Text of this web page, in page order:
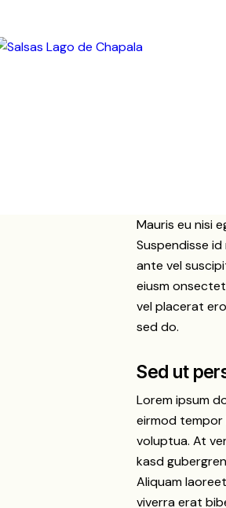
Mauris eu nisi
Suspendisse
ante vel
eiusm
vel placerat
sed do.
Sed ut
Lorem ipsum
eirmod tempor
voluptua. At
kasd
Aliquam
viverra erat